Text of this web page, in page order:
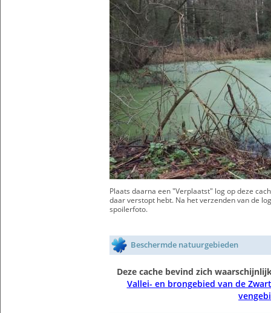
Plaats daarna een "Verplaatst" log op deze
daar verstopt hebt. Na het verzenden van de
spoilerfoto.
Beschermde natuurgebieden
Deze cache bevind zich
Vallei- en brongebied van de